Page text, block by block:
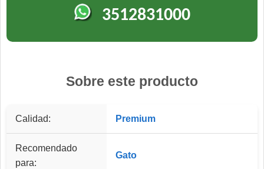
3512831000
Sobre este producto
Calidad: Premium
Recomendado
para:
Gato